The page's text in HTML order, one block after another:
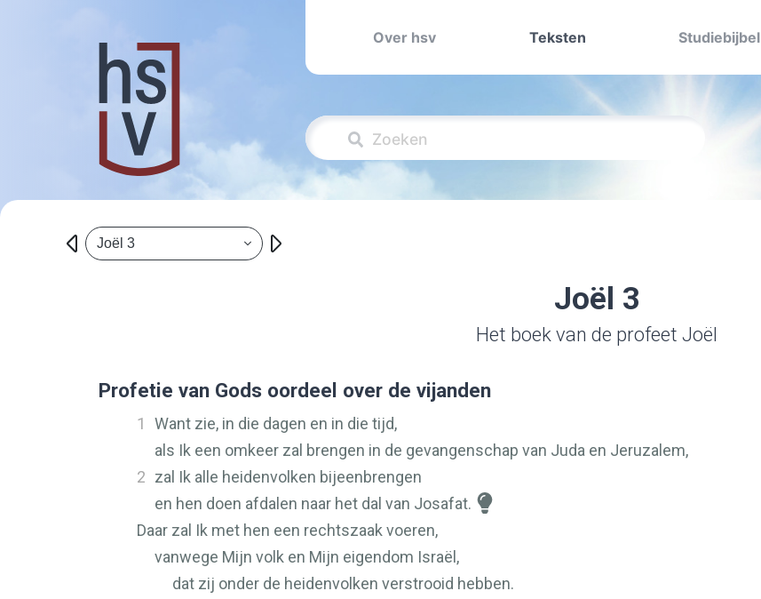
Over hsv Teksten Studiebijbel
Joël 3
Joël 3
Het boek van de profeet Joël
Profetie van Gods oordeel over de vijanden
1
Want zie, in die dagen en in die tijd,
als Ik een omkeer zal brengen in de gevangenschap van Juda en Jeruzalem,
2 zal Ik alle heidenvolken bijeenbrengen
en hen doen afdalen naar het dal van Josafat.
Daar zal Ik met hen een rechtszaak voeren,
vanwege Mijn volk en Mijn eigendom Israël,
dat zij onder de heidenvolken verstrooid hebben.